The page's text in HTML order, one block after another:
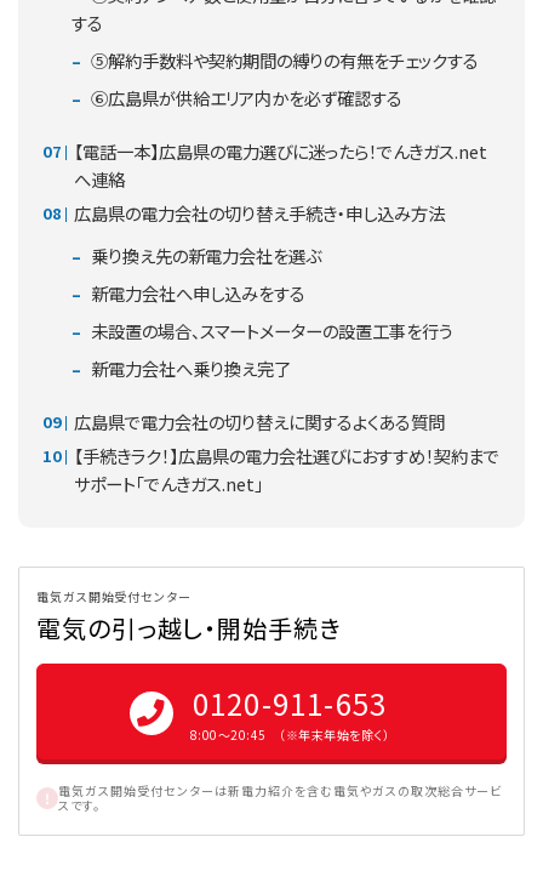
する
⑤解約手数料や契約期間の縛りの有無をチェックする
⑥広島県が供給エリア内かを必ず確認する
【電話一本】広島県の電力選びに迷ったら！でんきガス.net
へ連絡
広島県の電力会社の切り替え手続き・申し込み方法
乗り換え先の新電力会社を選ぶ
新電力会社へ申し込みをする
未設置の場合、スマートメーターの設置工事を行う
新電力会社へ乗り換え完了
広島県で電力会社の切り替えに関するよくある質問
【手続きラク！】広島県の電力会社選びにおすすめ！契約まで
サポート「でんきガス.net」
電気ガス開始受付センター
電気の引っ越し・開始手続き
0120-911-653
8:00〜20:45 （※年末年始を除く）
電気ガス開始受付センターは新電力紹介を含む電気やガスの取次総合サービ
スです。